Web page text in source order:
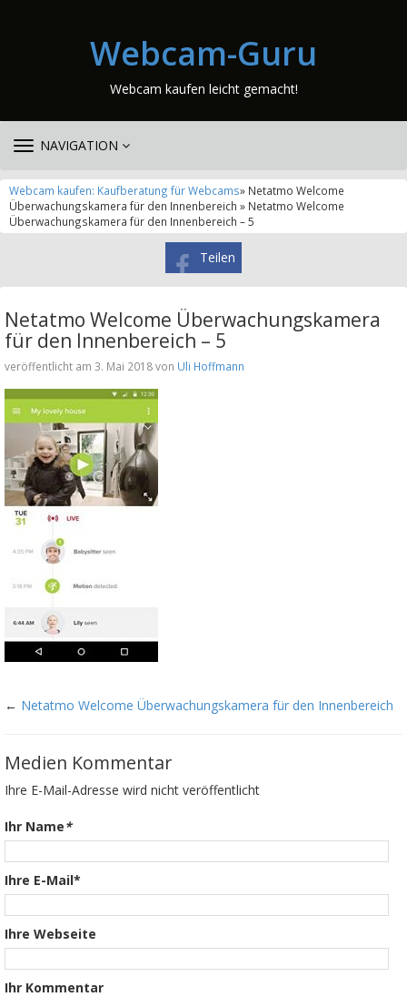
Webcam-Guru
Webcam kaufen leicht gemacht!
TOGGLE
NAVIGATION
Webcam kaufen: Kaufberatung für Webcams» Netatmo Welcome
Überwachungskamera für den Innenbereich » Netatmo Welcome
Überwachungskamera für den Innenbereich – 5
Teilen
Netatmo Welcome Überwachungskamera
für den Innenbereich – 5
veröffentlicht am 3. Mai 2018 von Uli Hoffmann
← Netatmo Welcome Überwachungskamera für den Innenbereich
Medien Kommentar
Ihre E-Mail-Adresse wird nicht veröffentlicht
Ihr Name*
Ihre E-Mail*
Ihre Webseite
Ihr Kommentar